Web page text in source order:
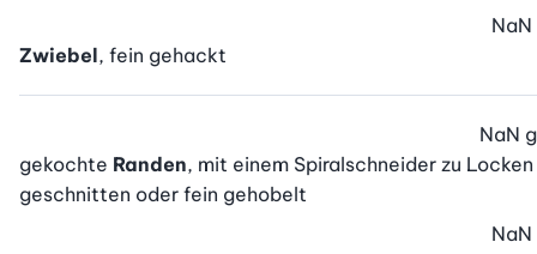
Zwiebel, fein gehackt
NaN
gekochte Randen, mit einem Spiralschneider zu Locken
geschnitten oder fein gehobelt
NaN g
NaN